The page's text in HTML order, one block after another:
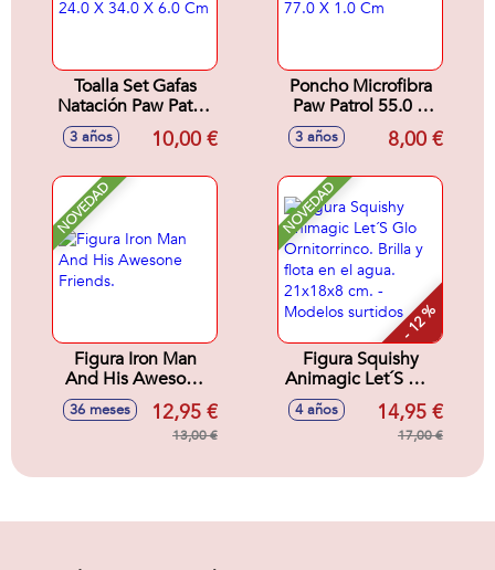
Toalla Set Gafas
Natación Paw Patrol
24.0 X 34.0 X 6.0
3 años 10,00 €
Poncho Microfibra
Paw Patrol 55.0 X
77.0 X 1.0 Cm
3 años 8,00 €
NOVEDAD
Figura Iron Man
And His Awesone
Friends.
36 meses 12,95 €
13,00 €
NOVEDAD
- 12 %
Figura Squishy
Animagic Let´S Glo
Ornitorrinco. Brilla y
flota en el agua.
21x18x8 cm. -
4 años 14,95 €
17,00 €